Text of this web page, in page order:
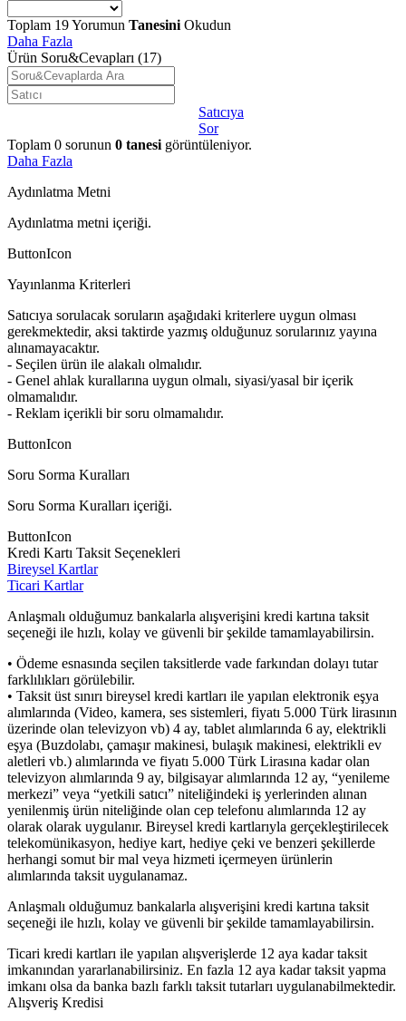
Toplam 19Yorumun Tanesini Okudun
Daha Fazla
Ürün Soru&Cevapları (17)
Satıcıya
Sor
Toplam 0 sorunun 0 tanesi görüntüleniyor.
Daha Fazla
Aydınlatma Metni
Aydınlatma metni içeriği.
ButtonIcon
Yayınlanma Kriterleri
Satıcıya sorulacak soruların aşağıdaki kriterlere uygun olması
gerekmektedir, aksi taktirde yazmış olduğunuz sorularınız yayına
alınamayacaktır.
- Seçilen ürün ile alakalı olmalıdır.
- Genel ahlak kurallarına uygun olmalı, siyasi/yasal bir içerik
olmamalıdır.
- Reklam içerikli bir soru olmamalıdır.
ButtonIcon
Soru Sorma Kuralları
Soru Sorma Kuralları içeriği.
ButtonIcon
Kredi Kartı Taksit Seçenekleri
Bireysel Kartlar
Ticari Kartlar
Anlaşmalı olduğumuz bankalarla alışverişini kredi kartına taksit
seçeneği ile hızlı, kolay ve güvenli bir şekilde tamamlayabilirsin.
• Ödeme esnasında seçilen taksitlerde vade farkından dolayı tutar
farklılıkları görülebilir.
• Taksit üst sınırı bireysel kredi kartları ile yapılan elektronik eşya
alımlarında (Video, kamera, ses sistemleri, fiyatı 5.000 Türk lirasının
üzerinde olan televizyon vb) 4 ay, tablet alımlarında 6 ay, elektrikli
eşya (Buzdolabı, çamaşır makinesi, bulaşık makinesi, elektrikli ev
aletleri vb.) alımlarında ve fiyatı 5.000 Türk Lirasına kadar olan
televizyon alımlarında 9 ay, bilgisayar alımlarında 12 ay, “yenileme
merkezi” veya “yetkili satıcı” niteliğindeki iş yerlerinden alınan
yenilenmiş ürün niteliğinde olan cep telefonu alımlarında 12 ay
olarak olarak uygulanır. Bireysel kredi kartlarıyla gerçekleştirilecek
telekomünikasyon, hediye kart, hediye çeki ve benzeri şekillerde
herhangi somut bir mal veya hizmeti içermeyen ürünlerin
alımlarında taksit uygulanamaz.
Anlaşmalı olduğumuz bankalarla alışverişini kredi kartına taksit
seçeneği ile hızlı, kolay ve güvenli bir şekilde tamamlayabilirsin.
Ticari kredi kartları ile yapılan alışverişlerde 12 aya kadar taksit
imkanından yararlanabilirsiniz. En fazla 12 aya kadar taksit yapma
imkanı olsa da banka bazlı farklı taksit tutarları uygulanabilmektedir.
Alışveriş Kredisi